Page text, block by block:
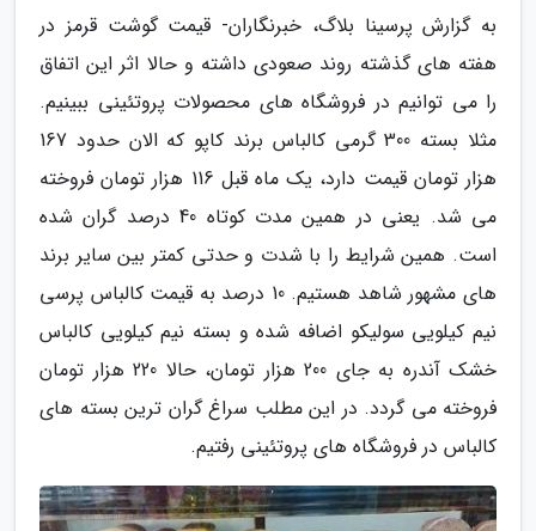
به گزارش پرسینا بلاگ، خبرنگاران- قیمت گوشت قرمز در
هفته های گذشته روند صعودی داشته و حالا اثر این اتفاق
را می توانیم در فروشگاه های محصولات پروتئینی ببینیم.
مثلا بسته 300 گرمی کالباس برند کاپو که الان حدود 167
هزار تومان قیمت دارد، یک ماه قبل 116 هزار تومان فروخته
می شد. یعنی در همین مدت کوتاه 40 درصد گران شده
است. همین شرایط را با شدت و حدتی کمتر بین سایر برند
های مشهور شاهد هستیم. 10 درصد به قیمت کالباس پرسی
نیم کیلویی سولیکو اضافه شده و بسته نیم کیلویی کالباس
خشک آندره به جای 200 هزار تومان، حالا 220 هزار تومان
فروخته می گردد. در این مطلب سراغ گران ترین بسته های
کالباس در فروشگاه های پروتئینی رفتیم.